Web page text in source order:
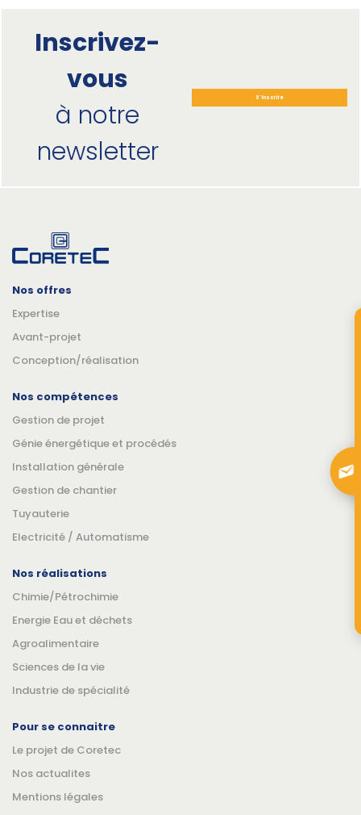
Inscrivez-
vous
à notre
newsletter
S'inscrire
Nos offres
Expertise
Avant-projet
Conception/réalisation
Nos compétences
Gestion de projet
Génie énergétique et procédés
Installation générale
Gestion de chantier
Tuyauterie
Electricité / Automatisme
Nos réalisations
Chimie/Pétrochimie
Energie Eau et déchets
Agroalimentaire
Sciences de la vie
Industrie de spécialité
Pour se connaitre
Le projet de Coretec
Nos actualites
Mentions légales